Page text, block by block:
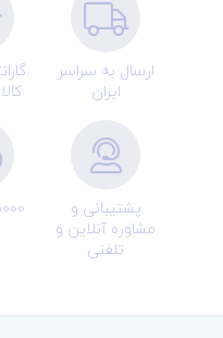
ارسال به سراسر
ایران
پشتیبانی و
مشاوره آنلاین و
تلفنی